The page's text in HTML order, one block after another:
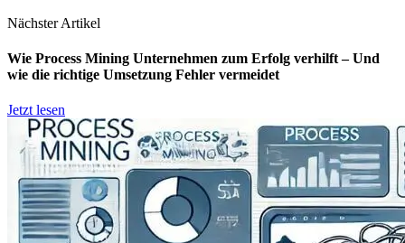
Nächster Artikel
Wie Process Mining Unternehmen zum Erfolg verhilft – Und
wie die richtige Umsetzung Fehler vermeidet
Jetzt lesen